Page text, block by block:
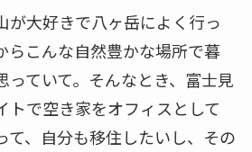
が大好きで八ヶ岳によく行っ
らこんな自然豊かな場所で暮
っていて。そんなとき、富士見
トで空き家をオフィスとして
て、自分も移住したいし、その